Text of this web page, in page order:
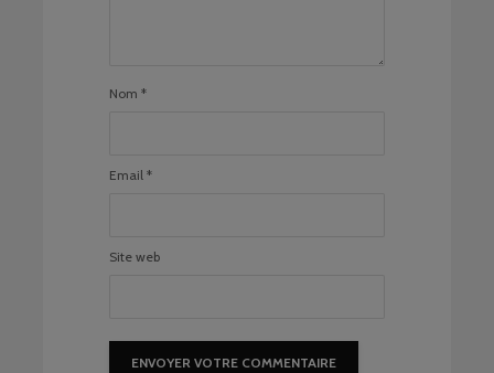
Nom *
Email *
Site web